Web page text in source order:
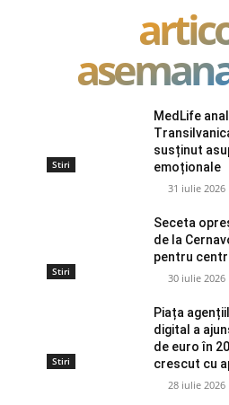
Stiri
MedLife
susținut
emoționale
31 iulie 2026
Stiri
Seceta
de la
pentru
30 iulie 2026
Stiri
Piața
digital a
de euro în
crescut cu
28 iulie 2026